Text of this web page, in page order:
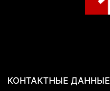
КОНТАКТНЫЕ ДАННЫЕ